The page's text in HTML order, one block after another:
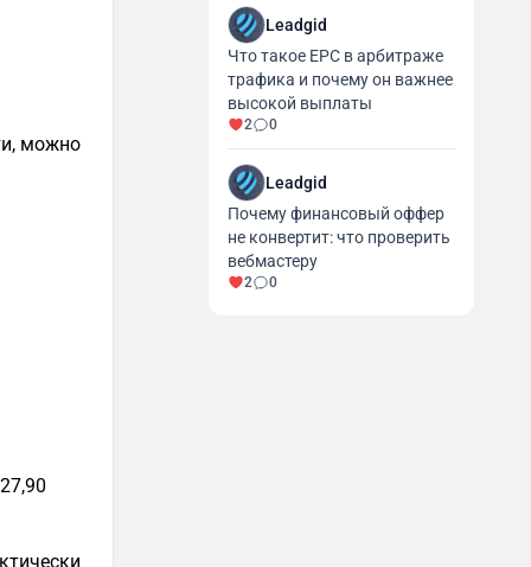
можно
Leadgid
Что такое EPC в арбитраже
трафика и почему он важнее
высокой выплаты
2 0
Leadgid
Почему финансовый оффер
не конвертит: что проверить
вебмастеру
2 0